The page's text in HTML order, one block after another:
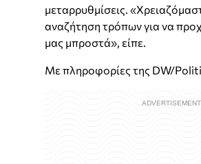
μεταρρυθμίσεις.
αναζήτηση τρόπων για να
μας μπροστά», είπε.
Με πληροφορίες της DW/